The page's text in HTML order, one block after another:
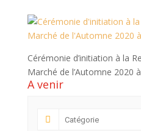
Cérémonie d’initiation à la
Marché de l’Automne 2020
A venir